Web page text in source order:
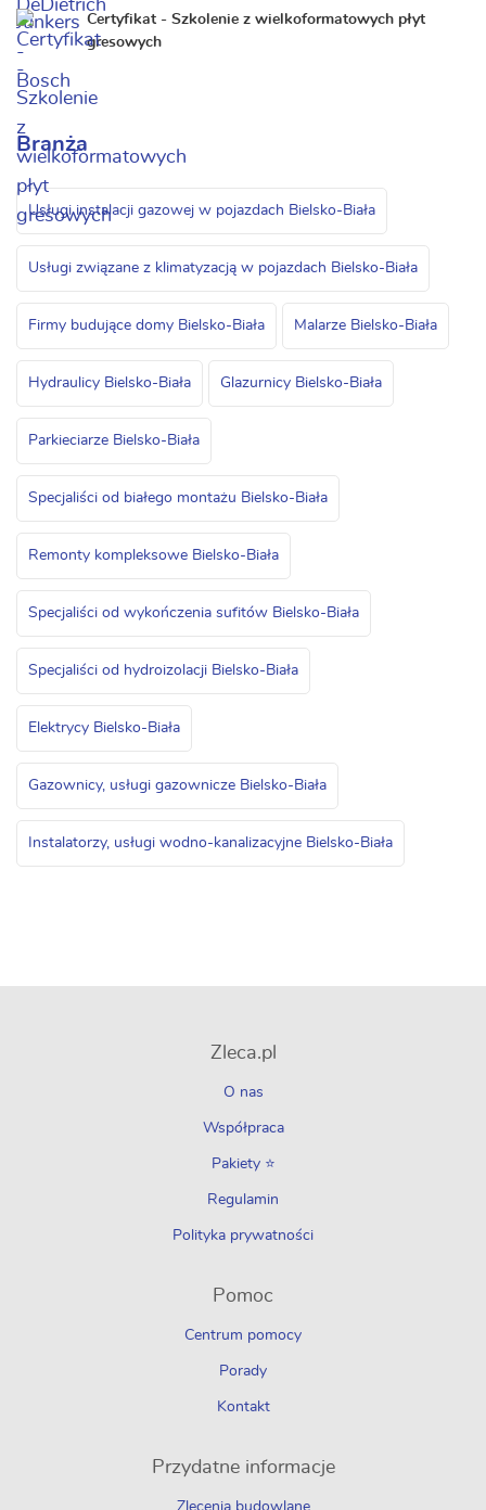
Certyfikat - Szkolenie z wielkoformatowych płyt
gresowych
Branża
Usługi instalacji gazowej w pojazdach Bielsko-Biała
Usługi związane z klimatyzacją w pojazdach Bielsko-Biała
Firmy budujące domy Bielsko-Biała Malarze Bielsko-Biała
Hydraulicy Bielsko-Biała Glazurnicy Bielsko-Biała
Parkieciarze Bielsko-Biała
Specjaliści od białego montażu Bielsko-Biała
Remonty kompleksowe Bielsko-Biała
Specjaliści od wykończenia sufitów Bielsko-Biała
Specjaliści od hydroizolacji Bielsko-Biała
Elektrycy Bielsko-Biała
Gazownicy, usługi gazownicze Bielsko-Biała
Instalatorzy, usługi wodno-kanalizacyjne Bielsko-Biała
Zleca.pl
O nas
Współpraca
Pakiety ⭐
Regulamin
Polityka prywatności
Pomoc
Centrum pomocy
Porady
Kontakt
Przydatne informacje
Zlecenia budowlane